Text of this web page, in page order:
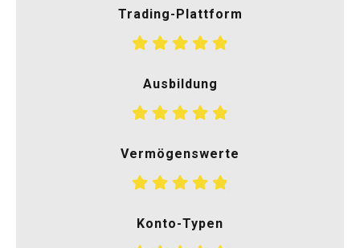
Trading-Plattform
Ausbildung
Vermögenswerte
Konto-Typen